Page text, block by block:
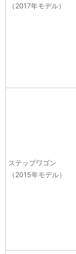
（2017年モデル）
ステップワゴン
（2015年モデル）